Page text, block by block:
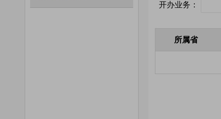
开办业务：
所属省